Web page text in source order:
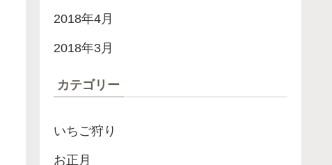
2018年4月
2018年3月
カテゴリー
いちご狩り
お正月